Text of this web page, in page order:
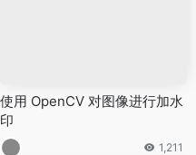
使用 OpenCV 对图像进行加水
印
1,211